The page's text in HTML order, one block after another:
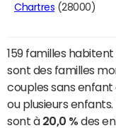
Chartres (28000)
159 familles habitent
sont des familles
couples sans enfant
ou plusieurs
sont à 20,0 % des